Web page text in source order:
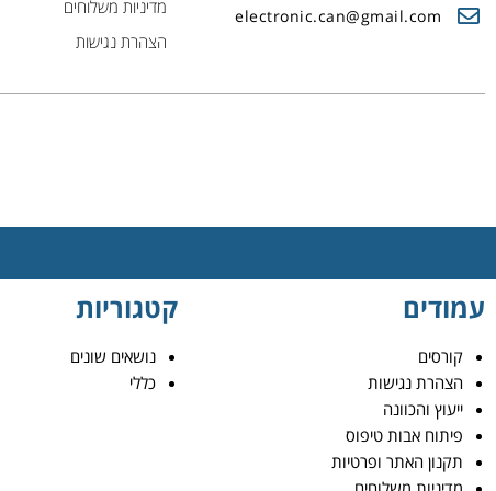
electronic.can@gmail.com
מדיניות משלוחים
הצהרת נגישות
עמודים
קורסים
הצהרת נגישות
ייעוץ והכוונה
פיתוח אבות טיפוס
תקנון האתר ופרטיות
קטגוריות
נושאים שונים
כללי